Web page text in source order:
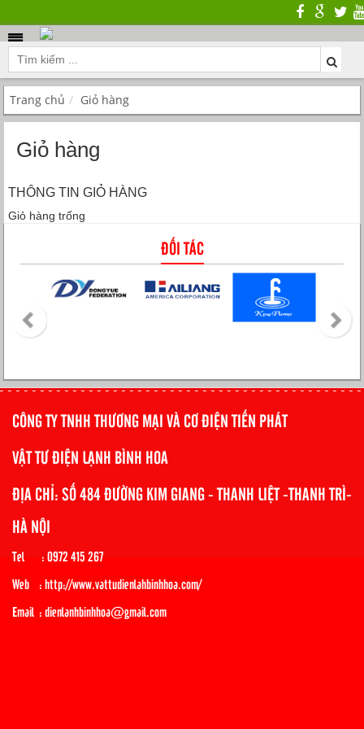
Trang chủ Giỏ hàng
Giỏ hàng
THÔNG TIN GIỎ HÀNG
Giỏ hàng trống
ĐỐI TÁC
CÔNG TY TNHH THƯƠNG MẠI VÀ CƠ ĐIỆN TIẾN PHÁT
VẬT TƯ ĐIỆN LẠNH BÌNH HOA
ĐỊA CHỈ: SỐ 484 ĐƯỜNG KIM GIANG - THANH LIỆT -THANH TRÌ-
HÀ NỘI
Tel : 0972 415 267
Web : http://www.vattudienlahbinhhoa.com/
Email : dienlanhbinhhoa@gmail.com